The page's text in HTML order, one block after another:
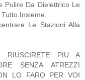
Pulire Da Dielettrico Le
Insieme.
Le Stazioni Alla
RIUSCIRETE PIU A
SENZA ATREZZI
LO FARO PER VOI